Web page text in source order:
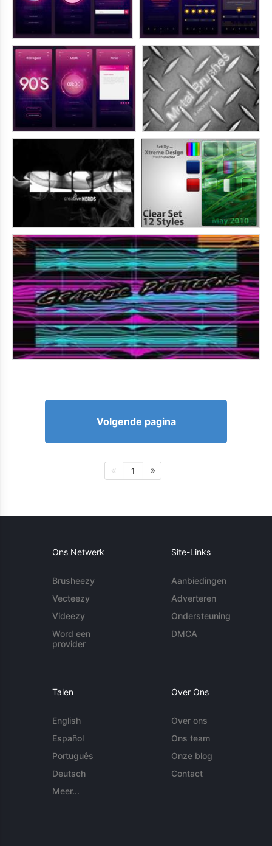
Volgende pagina
1
Ons Netwerk
Brusheezy
Vecteezy
Videezy
Word een
provider
Site-Links
Aanbiedingen
Adverteren
Ondersteuning
DMCA
Talen
English
Español
Português
Deutsch
Meer...
Over Ons
Over ons
Ons team
Onze blog
Contact